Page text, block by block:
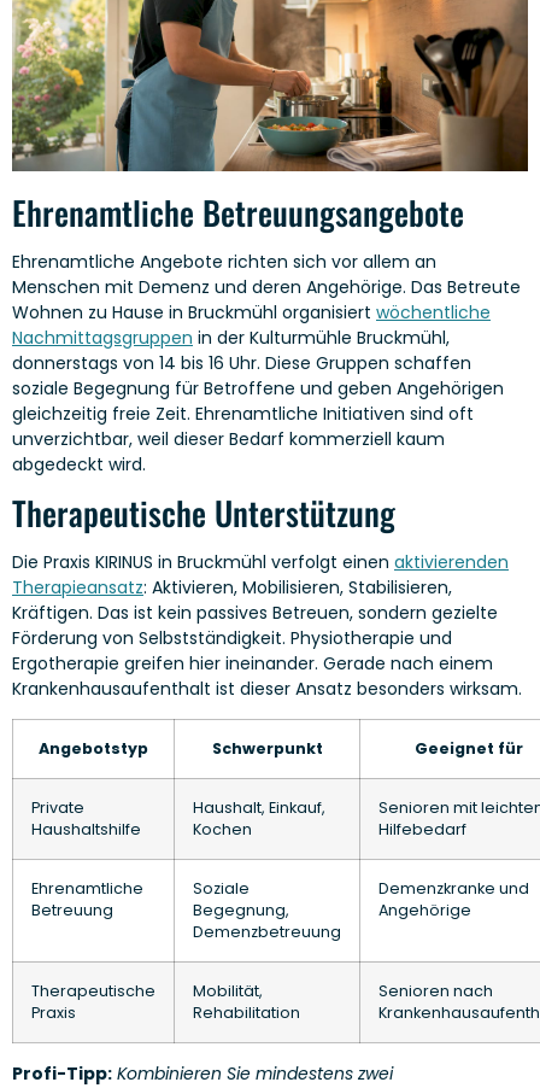
Ehrenamtliche Betreuungsangebote
Ehrenamtliche Angebote richten sich vor allem an
Menschen mit Demenz und deren Angehörige. Das Betreute
Wohnen zu Hause in Bruckmühl organisiert wöchentliche
Nachmittagsgruppen in der Kulturmühle Bruckmühl,
donnerstags von 14 bis 16 Uhr. Diese Gruppen schaffen
soziale Begegnung für Betroffene und geben Angehörigen
gleichzeitig freie Zeit. Ehrenamtliche Initiativen sind oft
unverzichtbar, weil dieser Bedarf kommerziell kaum
abgedeckt wird.
Therapeutische Unterstützung
Die Praxis KIRINUS in Bruckmühl verfolgt einen aktivierenden
Therapieansatz: Aktivieren, Mobilisieren, Stabilisieren,
Kräftigen. Das ist kein passives Betreuen, sondern gezielte
Förderung von Selbstständigkeit. Physiotherapie und
Ergotherapie greifen hier ineinander. Gerade nach einem
Krankenhausaufenthalt ist dieser Ansatz besonders wirksam.
Angebotstyp Schwerpunkt Geeignet für
Private
Haushaltshilfe
Haushalt, Einkauf,
Kochen
Senioren mit
Hilfebedarf
Ehrenamtliche
Betreuung
Soziale
Begegnung,
Demenzbetreuung
Demenzkranke und
Angehörige
Therapeutische
Praxis
Mobilität,
Rehabilitation
Senioren nach
Profi-Tipp: Kombinieren Sie mindestens zwei